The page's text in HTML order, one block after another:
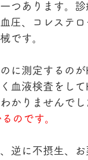
あります。診
圧、コレステ
です。
に測定するの
血液検査をし
かりませんでし
のです。
逆に不摂生、